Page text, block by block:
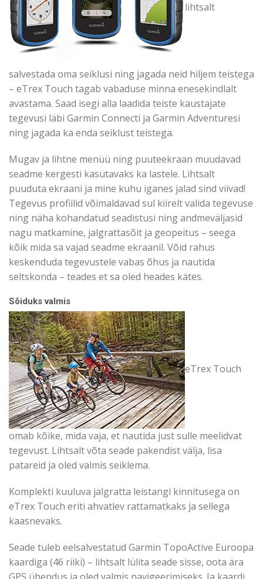
lihtsalt
salvestada oma seiklusi ning jagada neid hiljem teistega
– eTrex Touch tagab vabaduse minna enesekindlalt
avastama. Saad isegi alla laadida teiste kaustajate
tegevusi läbi Garmin Connecti ja Garmin Adventuresi
ning jagada ka enda seiklust teistega.
Mugav ja lihtne menüü ning puuteekraan muudavad
seadme kergesti kasutavaks ka lastele. Lihtsalt
puuduta ekraani ja mine kuhu iganes jalad sind viivad!
Tegevus profiilid võimaldavad sul kiirelt valida tegevuse
ning näha kohandatud seadistusi ning andmeväljasid
nagu matkamine, jalgrattasõit ja geopeitus – seega
kõik mida sa vajad seadme ekraanil. Võid rahus
keskenduda tegevustele vabas õhus ja nautida
seltskonda – teades et sa oled heades kätes.
Sõiduks valmis
eTrex Touch
omab kõike, mida vaja, et nautida just sulle meelidvat
tegevust. Lihtsalt võta seade pakendist välja, lisa
patareid ja oled valmis seiklema.
Komplekti kuuluva jalgratta leistangi kinnitusega on
eTrex Touch eriti ahvatlev rattamatkaks ja sellega
kaasnevaks.
Seade tuleb eelsalvestatud Garmin TopoActive Euroopa
kaardiga (46 riiki) – lihtsalt lülita seade sisse, oota ära
GPS ühendus ja oled valmis navigeerimiseks. Ja kaardi